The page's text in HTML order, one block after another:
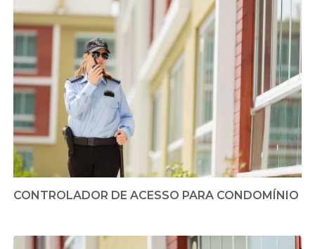
CONTROLADOR DE ACESSO PARA CONDOMÍNIO